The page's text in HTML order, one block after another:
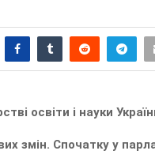
освіти і науки
змін. Спочатку у